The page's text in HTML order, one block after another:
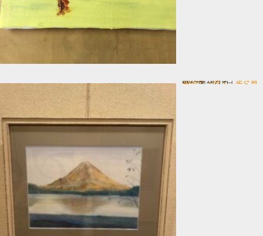
色鉛筆で描く 逆さ富士
In 一般コース
2024年10月4日